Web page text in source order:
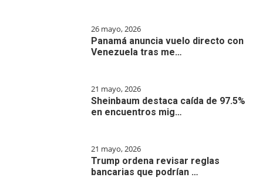
26 mayo, 2026
Panamá anuncia vuelo directo con
Venezuela tras me…
21 mayo, 2026
Sheinbaum destaca caída de 97.5%
en encuentros mig…
21 mayo, 2026
Trump ordena revisar reglas
bancarias que podrían …